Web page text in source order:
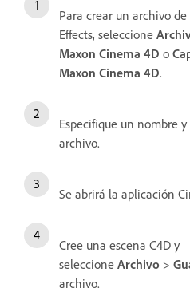
Para crear un archivo
Effects, seleccione
Maxon Cinema 4D o
Maxon Cinema 4D.
Especifique un nombre
archivo.
Se abrirá la aplicación
Cree una escena C4D y
seleccione Archivo >
archivo.